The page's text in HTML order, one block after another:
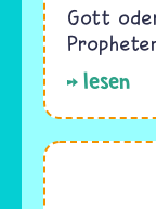
Gott
lesen
Christentum